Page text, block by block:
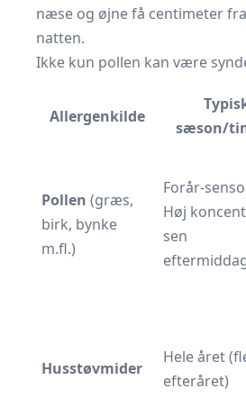
næse og øjne få centimeter
natten.
Ikke kun pollen kan være
Allergenkilde
sæson/
Pollen (græs,
birk, bynke
m.fl.)
Forår-
Høj
sen
Husstøvmider
Hele året
efteråret)